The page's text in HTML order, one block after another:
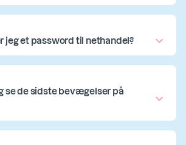
jeg et password til nethandel?
se de sidste bevægelser på